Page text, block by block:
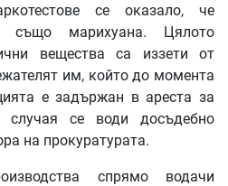
се оказало, че
марихуана. Цялото
вещества са иззети от
им, който до момента
е задържан в ареста за
се води досъдебно
на прокуратурата.
спрямо водачи